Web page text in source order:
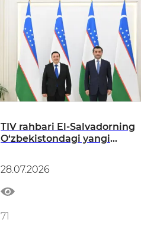
TIV rahbari El-Salvadorning
O‘zbekistondagi yangi
28.07.2026
71